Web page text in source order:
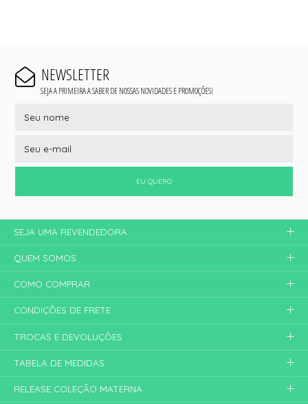
NEWSLETTER
SEJA A PRIMEIRA A SABER DE NOSSAS NOVIDADES E PROMOÇÕES!
EU QUERO
SEJA UMA REVENDEDORA
QUEM SOMOS
COMO COMPRAR
CONDIÇÕES DE FRETE
TROCAS E DEVOLUÇÕES
TABELA DE MEDIDAS
RELEASE COLEÇÃO MATERNA